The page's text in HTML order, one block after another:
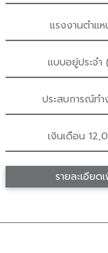
แรงงานตำแ
แบบอยู่ประจำ
ประสบการณ์ทำ
เงินเดือน
รายละเอียด